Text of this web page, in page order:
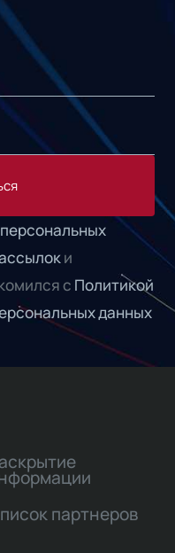
персональных
и
с Политикой
данных
партнеров